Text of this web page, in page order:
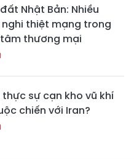
Nhật Bản: Nhiều
thiệt mạng trong
thương mại
thực sự cạn kho vũ khí
chiến với Iran?